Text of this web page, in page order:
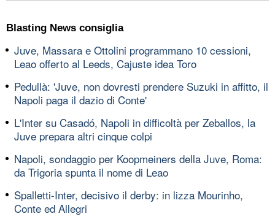
Blasting News consiglia
Juve, Massara e Ottolini programmano 10 cessioni,
Leao offerto al Leeds, Cajuste idea Toro
Pedullà: 'Juve, non dovresti prendere Suzuki in affitto, il
Napoli paga il dazio di Conte'
L'Inter su Casadó, Napoli in difficoltà per Zeballos, la
Juve prepara altri cinque colpi
Napoli, sondaggio per Koopmeiners della Juve, Roma:
da Trigoria spunta il nome di Leao
Spalletti-Inter, decisivo il derby: in lizza Mourinho,
Conte ed Allegri